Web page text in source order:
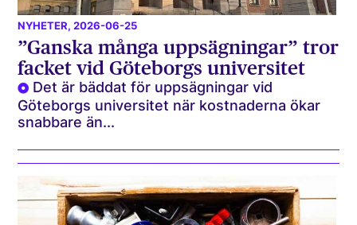
NYHETER, 2026-06-25
”Ganska många uppsägningar” tror
facket vid Göteborgs universitet
Det är bäddat för uppsägningar vid
Göteborgs universitet när kostnaderna ökar
snabbare än...